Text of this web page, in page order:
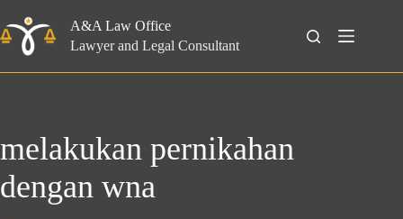
to
content
A&A Law Office
Lawyer and Legal Consultant
Search
melakukan pernikahan
dengan wna